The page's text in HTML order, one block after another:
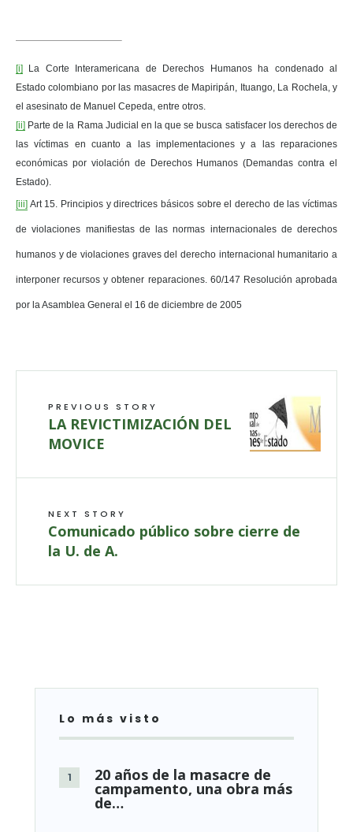
[i] La Corte Interamericana de Derechos Humanos ha condenado al
Estado colombiano por las masacres de Mapiripán, Ituango, La Rochela, y
el asesinato de Manuel Cepeda, entre otros.
[ii] Parte de la Rama Judicial en la que se busca satisfacer los derechos de
las víctimas en cuanto a las implementaciones y a las reparaciones
económicas por violación de Derechos Humanos (Demandas contra el
Estado).
[iii] Art 15. Principios y directrices básicos sobre el derecho de las víctimas
de violaciones manifiestas de las normas internacionales de derechos
humanos y de violaciones graves del derecho internacional humanitario a
interponer recursos y obtener reparaciones. 60/147 Resolución aprobada
por la Asamblea General el 16 de diciembre de 2005
PREVIOUS STORY
LA REVICTIMIZACIÓN DEL
MOVICE
NEXT STORY
Comunicado público sobre cierre de
la U. de A.
Lo más visto
20 años de la masacre de
campamento, una obra más
de…